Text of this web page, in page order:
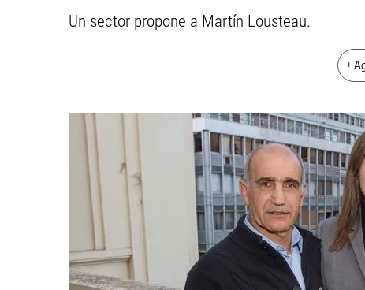
Un sector propone a Martín Lousteau.
+